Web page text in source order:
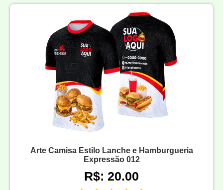
Arte Camisa Estilo Lanche e Hamburgueria
Expressão 012
R$: 20.00